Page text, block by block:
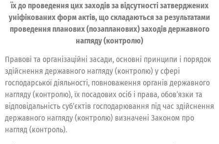
їх до проведення цих заходів за відсутності затверджених
уніфікованих форм актів, що складаються за результатами
проведення планових (позапланових) заходів державного
нагляду (контролю)
Правові та організаційні засади, основні принципи і порядок
здійснення державного нагляду (контролю) у сфері
господарської діяльності, повноваження органів державного
нагляду (контролю), їх посадових осіб і права, обов’язки та
відповідальність суб’єктів господарювання під час здійснення
державного нагляду (контролю) визначені Законом про
нагляд (контроль).